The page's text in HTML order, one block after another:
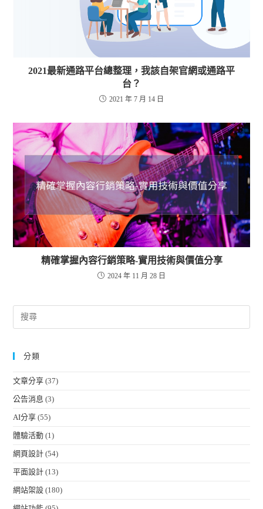
2021最新通路平台總整理，我該自架官網或通路平
台？
2021 年 7 月 14 日
精確掌握內容行銷策略-實用技術與價值分享
2024 年 11 月 28 日
分類
文章分享 (37)
公告消息 (3)
AI分享 (55)
體驗活動 (1)
網頁設計 (54)
平面設計 (13)
網站架設 (180)